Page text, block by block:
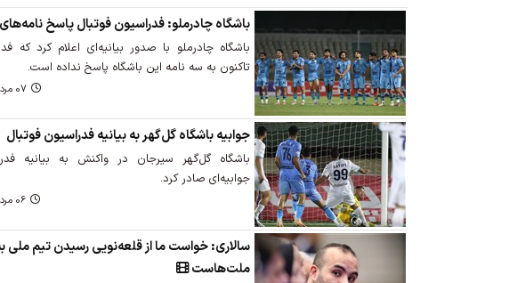
باشگاه چادرملو: فدراسیون فوتبال پاسخ
باشگاه چادرملو با صدور بیانیه‌ای اعلام کرد که
تاکنون به سه نامه این باشگاه پاسخ نداده است.
07 مرداد 1405 - 15:43
جوابیه باشگاه گل‌گهر به بیانیه فدراسیون فوتبال
باشگاه گل‌گهر سیرجان در واکنش به بیانیه
جوابیه‌ای صادر کرد.
06 مرداد 1405 - 20:32
سالاری: خواست ما از قلعه‌نویی رسیدن تیم ملی
ملت‌هاست